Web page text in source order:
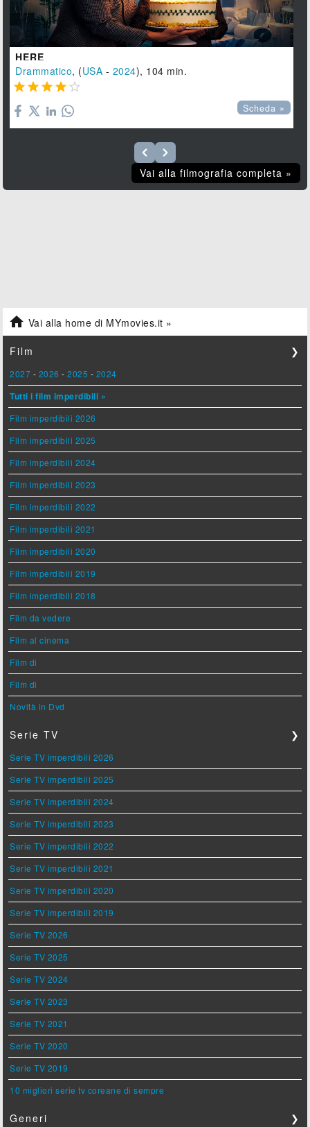
HERE
Drammatico, (USA - 2024), 104 min.
    
Scheda »
Vai alla filmografia completa »
 Vai alla home di MYmovies.it »
Film ❯
2027 - 2026 -2025 - 2024
Tutti i film imperdibili »
Film imperdibili 2026
Film imperdibili 2025
Film imperdibili 2024
Film imperdibili 2023
Film imperdibili 2022
Film imperdibili 2021
Film imperdibili 2020
Film imperdibili 2019
Film imperdibili 2018
Film da vedere
Film al cinema
Film di
Film di
Novità in Dvd
Serie TV ❯
Serie TV imperdibili 2026
Serie TV imperdibili 2025
Serie TV imperdibili 2024
Serie TV imperdibili 2023
Serie TV imperdibili 2022
Serie TV imperdibili 2021
Serie TV imperdibili 2020
Serie TV imperdibili 2019
Serie TV 2026
Serie TV 2025
Serie TV 2024
Serie TV 2023
Serie TV 2021
Serie TV 2020
Serie TV 2019
10 migliori serie tv coreane di sempre
Generi ❯